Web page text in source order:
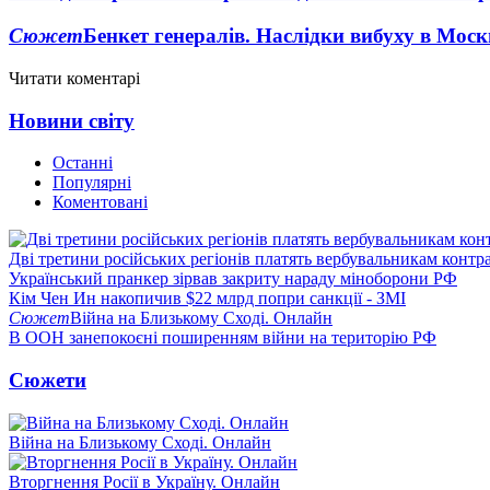
СюжетБенкет генералів. Наслідки вибуху в
Читати коментарі
Новини світу
Останні
Популярні
Коментовані
Дві третини російських регіонів платять вербувальникам
Український пранкер зірвав закриту нараду міноборони РФ
Кім Чен Ин накопичив $22 млрд попри санкції - ЗМІ
СюжетВійна на Близькому Сході. Онлайн
В ООН занепокоєні поширенням війни на територію РФ
Сюжети
Війна на Близькому Сході. Онлайн
Вторгнення Росії в Україну. Онлайн